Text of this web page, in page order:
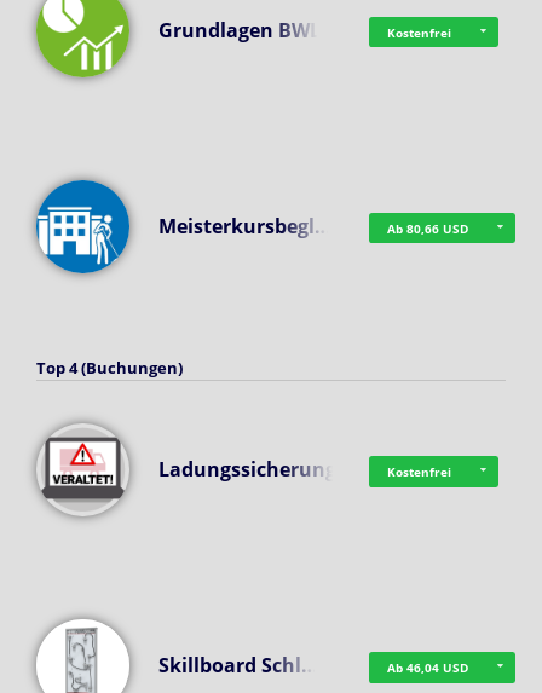
Grundlagen BWL Kostenfrei
Meisterkursbegl… Ab 80,66 USD
Top 4 (Buchungen)
Ladungssicherung Kostenfrei
Skillboard Schl… Ab 46,04 USD